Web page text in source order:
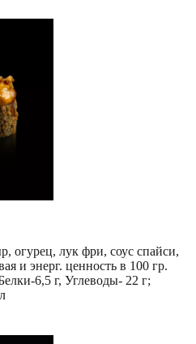
огурец, лук фри, соус спайси,
и энерг. ценность в 100 гр.
6,5 г, Углеводы- 22 г;